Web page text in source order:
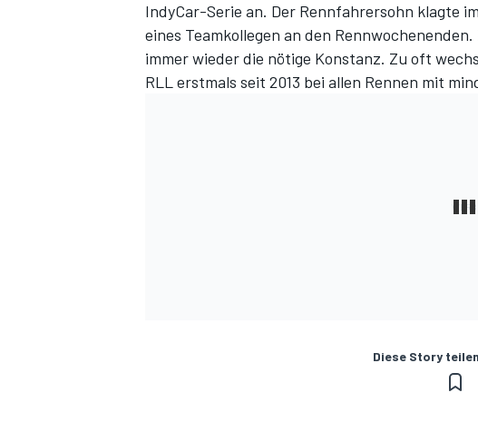
IndyCar-Serie an. Der Rennfahrersohn klagte
eines Teamkollegen an den
immer wieder die nötige Konstanz. Zu oft
RLL erstmals seit 2013 bei allen Rennen mit
Diese Story